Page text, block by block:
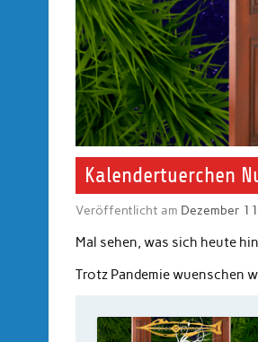
Kalendertuerchen
Veröffentlicht am Dezember
Mal sehen, was sich heute
Trotz Pandemie wuenschen